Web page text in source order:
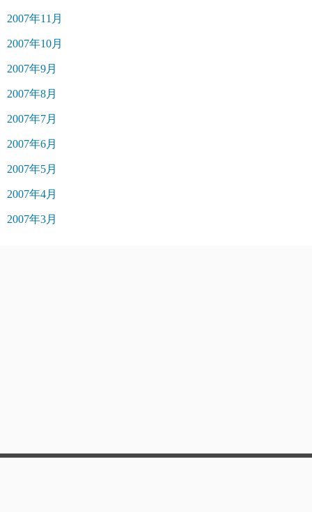
2007年11月
2007年10月
2007年9月
2007年8月
2007年7月
2007年6月
2007年5月
2007年4月
2007年3月